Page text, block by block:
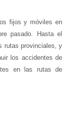
fijos y móviles en
pasado. Hasta el
rutas provinciales, y
los accidentes de
en las rutas de